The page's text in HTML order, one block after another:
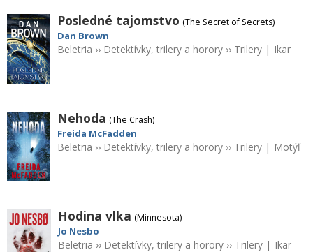
Posledné tajomstvo (The Secret of Secrets)
Dan Brown
Beletria ›› Detektívky, trilery a horory ›› Trilery | Ikar
Nehoda (The Crash)
Freida McFadden
Beletria ›› Detektívky, trilery a horory ›› Trilery | Motýľ
Hodina vlka (Minnesota)
Jo Nesbo
Beletria ›› Detektívky, trilery a horory›› Trilery| Ikar